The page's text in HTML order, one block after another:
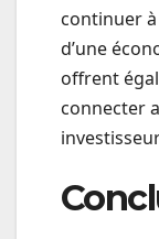
continuer
d’une
offrent
connecter